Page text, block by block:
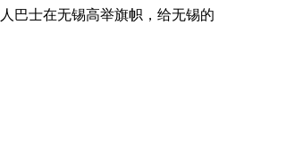
人巴士在无锡高举旗帜，给无锡的